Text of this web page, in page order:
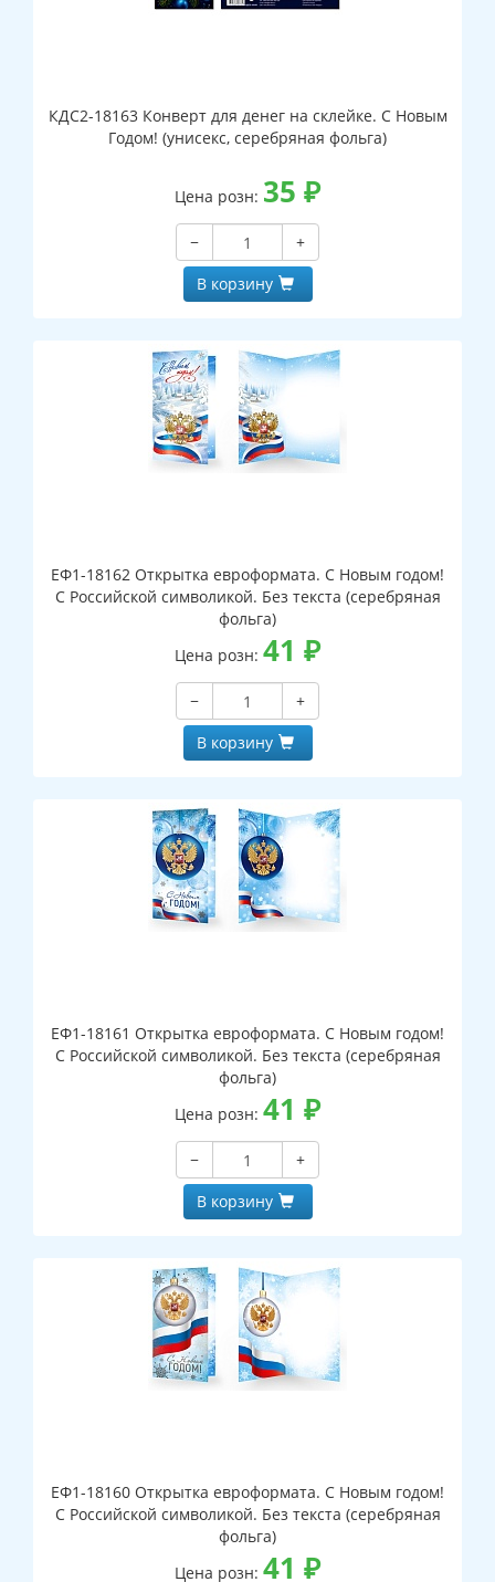
КДС2-18163 Конверт для денег на склейке. С Новым
Годом! (унисекс, серебряная фольга)
Цена розн: 35 ₽
−
+
В корзину
ЕФ1-18162 Открытка евроформата. С Новым годом!
С Российской символикой. Без текста (серебряная
фольга)
Цена розн: 41 ₽
−
+
В корзину
ЕФ1-18161 Открытка евроформата. С Новым годом!
С Российской символикой. Без текста (серебряная
фольга)
Цена розн: 41 ₽
−
+
В корзину
ЕФ1-18160 Открытка евроформата. С Новым годом!
С Российской символикой. Без текста (серебряная
фольга)
Цена розн: 41 ₽